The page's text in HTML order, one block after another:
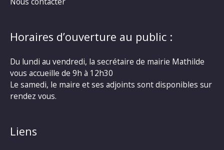
Horaires d’ouverture au public :
Du lundi au vendredi, la secrétaire de mairie Mathilde
vous accueille de 9h à 12h30
Le samedi, le maire et ses adjoints sont disponibles sur
rendez vous.
Liens